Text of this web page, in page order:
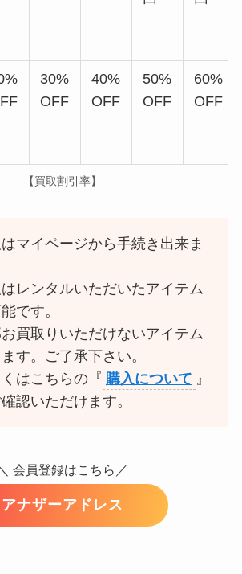
30%
OFF
40%
OFF
50%
OFF
60%
OFF
【買取割引率】
マイページから手続き出来ま
レンタルいただいたアイテム
です。
買取りいただけないアイテム
す。ご了承下さい。
はこちらの『 購入について 』
認いただけます。
会員登録はこちら／
アナザーアドレス